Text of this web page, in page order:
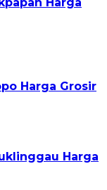
Harga
Harga Grosir
Harga